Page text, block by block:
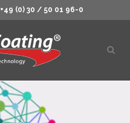
+49 (0) 30 / 50 01 96-0
Abrir